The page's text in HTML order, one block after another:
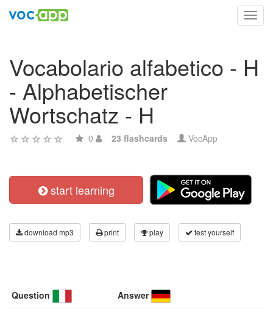
Vocabolario alfabetico - H
- Alphabetischer
Wortschatz - H
0 23 flashcards VocApp
start learning
download mp3 print play test yourself
Question Answer